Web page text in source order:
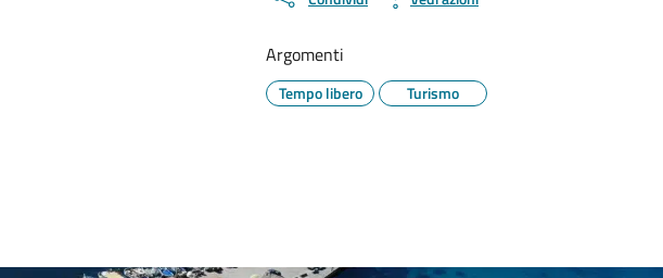
Argomenti
Tempo libero Turismo